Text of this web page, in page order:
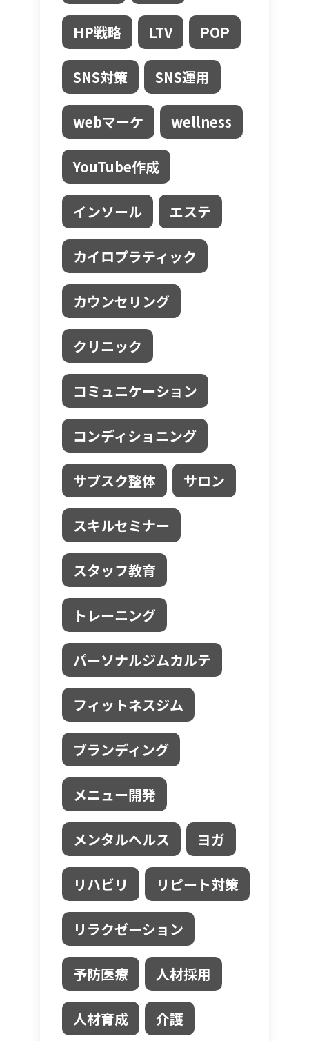
HP戦略 LTV POP
SNS対策 SNS運用
webマーケ wellness
YouTube作成
インソール エステ
カイロプラティック
カウンセリング
クリニック
コミュニケーション
コンディショニング
サブスク整体 サロン
スキルセミナー
スタッフ教育
トレーニング
パーソナルジムカルテ
フィットネスジム
ブランディング
メニュー開発
メンタルヘルス ヨガ
リハビリ リピート対策
リラクゼーション
予防医療 人材採用
人材育成 介護